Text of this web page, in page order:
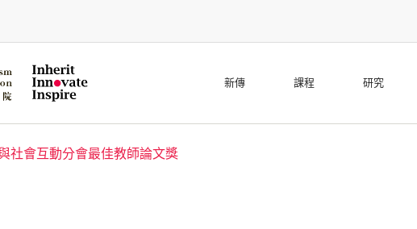
新傳 課程 研究
社會互動分會最佳教師論文獎